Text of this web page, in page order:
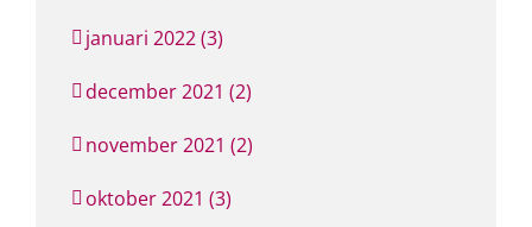
januari 2022 (3)
december 2021 (2)
november 2021 (2)
oktober 2021 (3)